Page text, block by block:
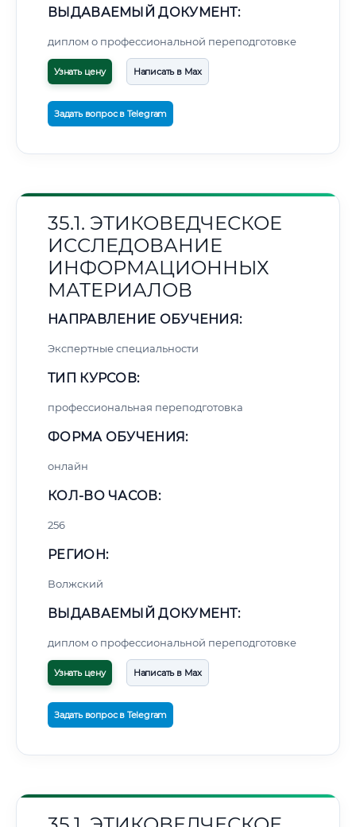
ВЫДАВАЕМЫЙ ДОКУМЕНТ:
диплом о профессиональной переподготовке
Узнать цену Написать в Max
Задать вопрос в Telegram
35.1. ЭТИКОВЕДЧЕСКОЕ
ИССЛЕДОВАНИЕ
ИНФОРМАЦИОННЫХ
МАТЕРИАЛОВ
НАПРАВЛЕНИЕ ОБУЧЕНИЯ:
Экспертные специальности
ТИП КУРСОВ:
профессиональная переподготовка
ФОРМА ОБУЧЕНИЯ:
онлайн
КОЛ-ВО ЧАСОВ:
256
РЕГИОН:
Волжский
ВЫДАВАЕМЫЙ ДОКУМЕНТ:
диплом о профессиональной переподготовке
Узнать цену Написать в Max
Задать вопрос в Telegram